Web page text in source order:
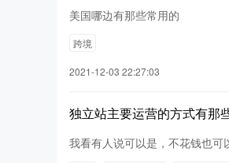
美国哪边有那些常用的
跨境
2021-12-03 22:27:03
独立站主要运营的方式有那
我看有人说可以是，不花钱也